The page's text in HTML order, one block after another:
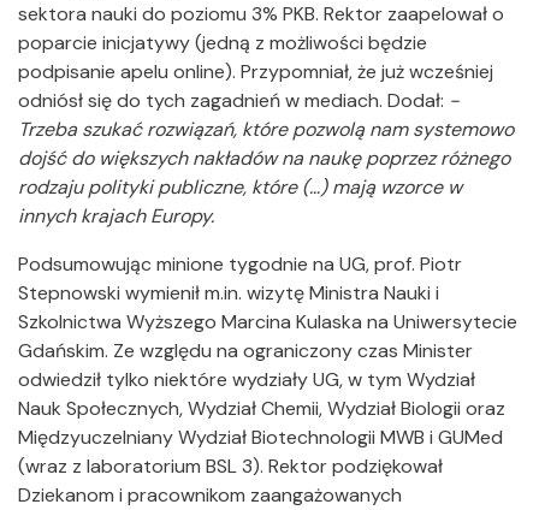
sektora nauki do poziomu 3% PKB. Rektor zaapelował o
poparcie inicjatywy (jedną z możliwości będzie
podpisanie apelu online). Przypomniał, że już wcześniej
odniósł się do tych zagadnień w mediach. Dodał: -
Trzeba szukać rozwiązań, które pozwolą nam systemowo
dojść do większych nakładów na naukę poprzez różnego
rodzaju polityki publiczne, które (…) mają wzorce w
innych krajach Europy.
Podsumowując minione tygodnie na UG, prof. Piotr
Stepnowski wymienił m.in. wizytę Ministra Nauki i
Szkolnictwa Wyższego Marcina Kulaska na Uniwersytecie
Gdańskim. Ze względu na ograniczony czas Minister
odwiedził tylko niektóre wydziały UG, w tym Wydział
Nauk Społecznych, Wydział Chemii, Wydział Biologii oraz
Międzyuczelniany Wydział Biotechnologii MWB i GUMed
(wraz z laboratorium BSL 3). Rektor podziękował
Dziekanom i pracownikom zaangażowanych